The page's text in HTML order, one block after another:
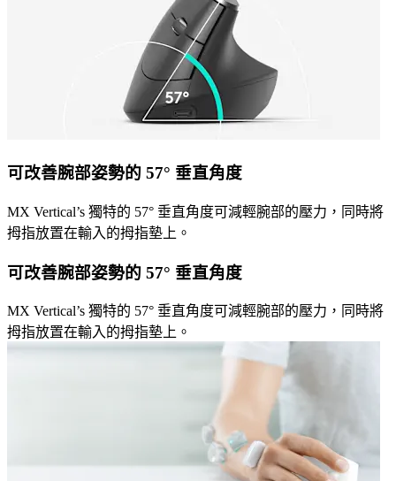
可改善腕部姿勢的 57° 垂直角度
MX Vertical’s 獨特的 57° 垂直角度可減輕腕部的壓力，同時將
拇指放置在輸入的拇指墊上。
可改善腕部姿勢的 57° 垂直角度
MX Vertical’s 獨特的 57° 垂直角度可減輕腕部的壓力，同時將
拇指放置在輸入的拇指墊上。